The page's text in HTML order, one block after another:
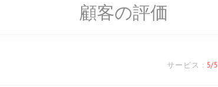
顧客の評価
サービス : 5/5